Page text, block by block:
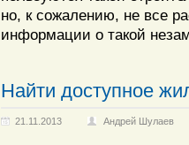
но, к сожалению, не все
информации о такой
Найти доступное
21.11.2013 Андрей Шулаев